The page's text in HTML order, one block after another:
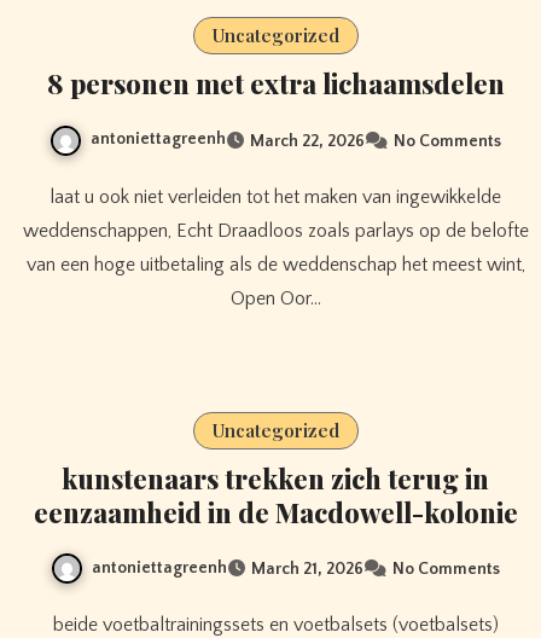
Uncategorized
8 personen met extra lichaamsdelen
antoniettagreenh March 22, 2026 No Comments
weddenschappen, Echt Draadloos zoals parlays op de belofte
van een hoge uitbetaling als de weddenschap het meest wint,
Open Oor…
Uncategorized
kunstenaars trekken zich terug in
eenzaamheid in de Macdowell-kolonie
antoniettagreenh March 21, 2026 No Comments
beide voetbaltrainingssets en voetbalsets (voetbalsets)